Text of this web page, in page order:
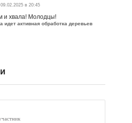
09.02.2025 в 20:45
и хвала! Молодцы!
активная обработка деревьев